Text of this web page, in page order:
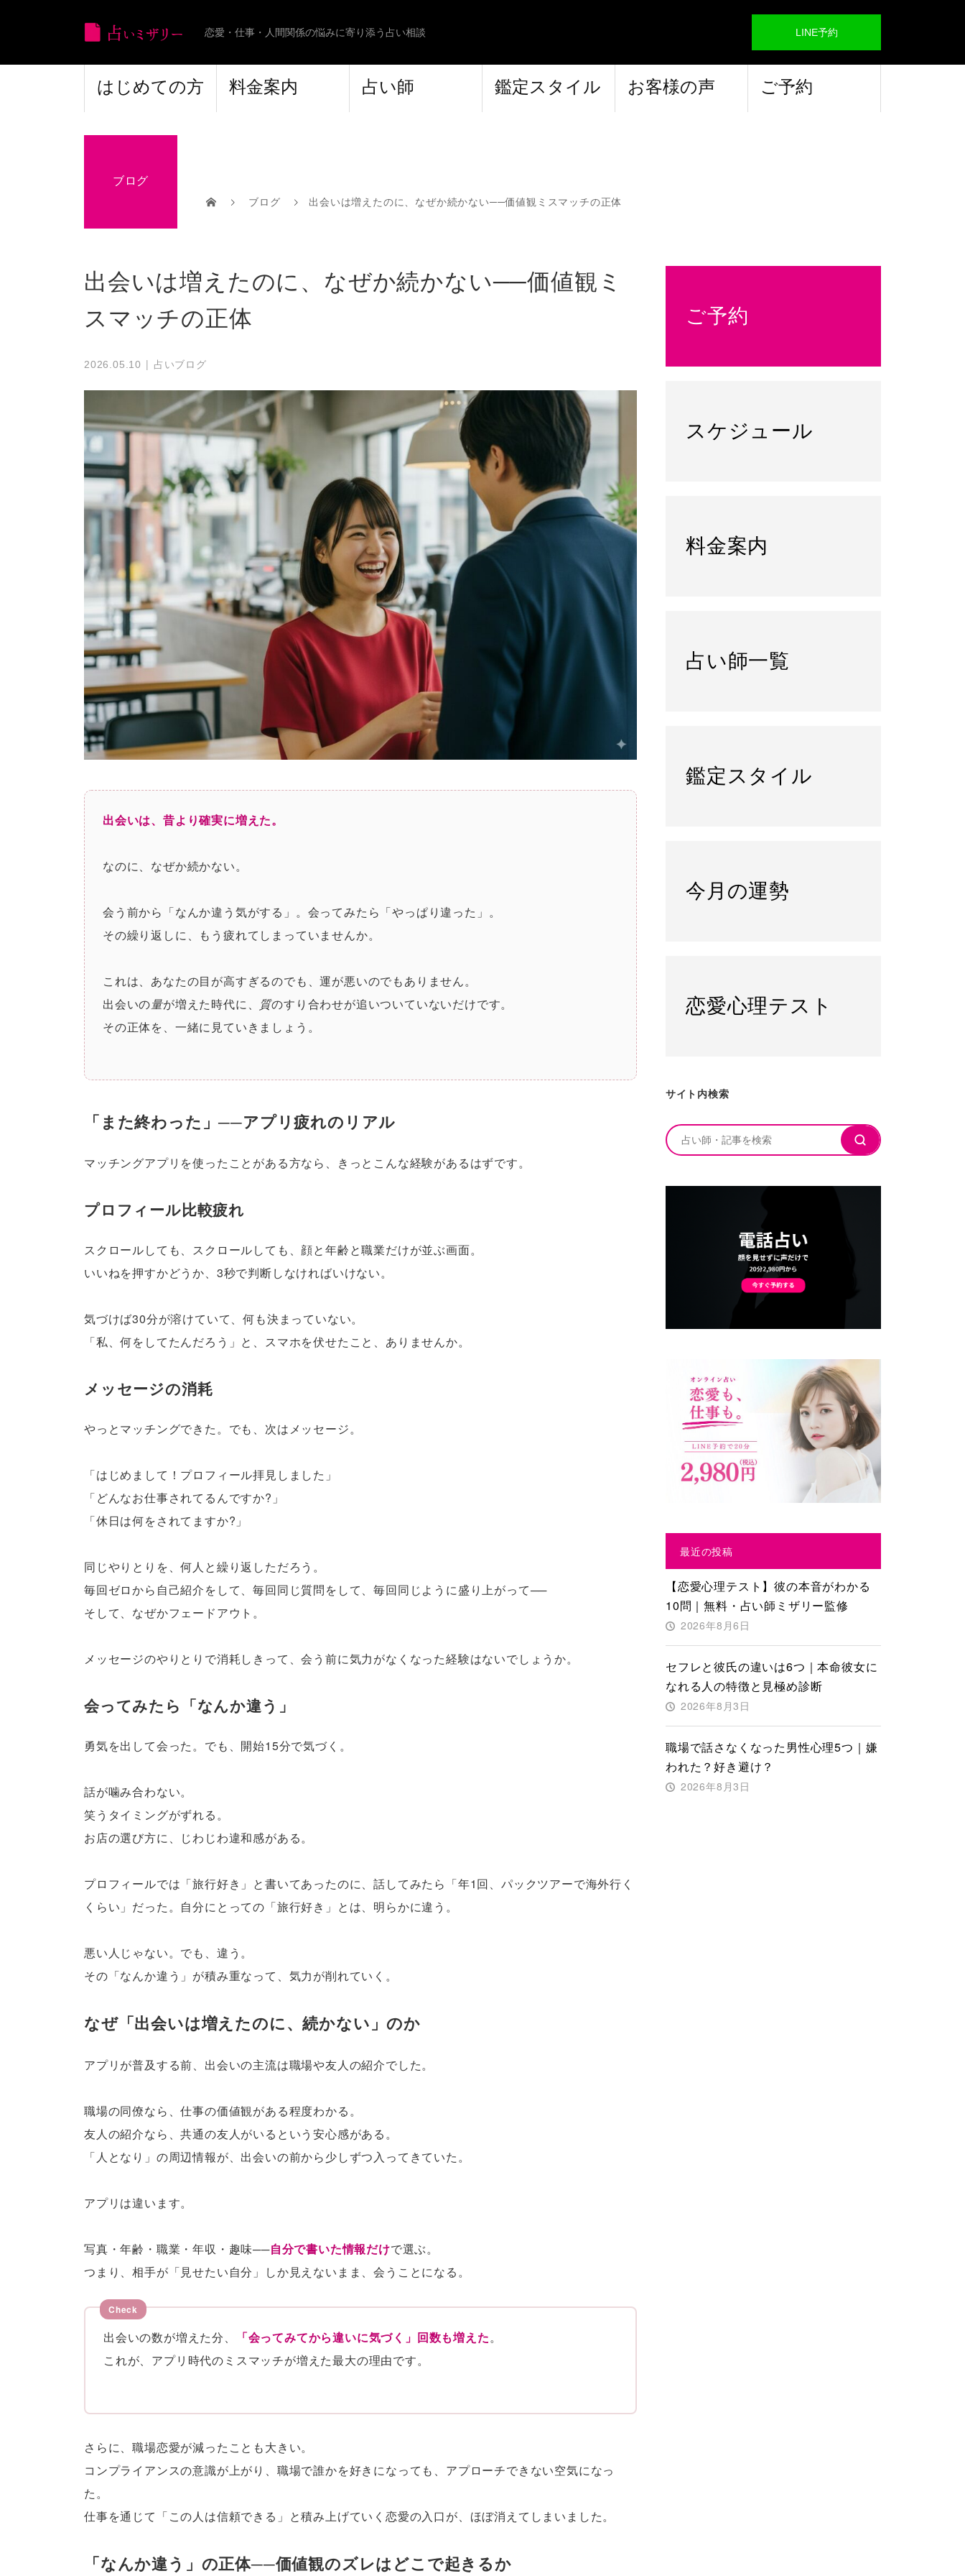
恋愛・仕事・人間関係の悩みに寄り添う占い相談 LINE予約
はじめての方 料金案内 占い師 鑑定スタイル お客様の声 ご予約
ブログ
ブログ 出会いは増えたのに、なぜか続かない──価値観ミスマッチの正体
出会いは増えたのに、なぜか続かない──価値観ミ
スマッチの正体
2026.05.10 占いブログ
出会いは、昔より確実に増えた。
なのに、なぜか続かない。
会う前から「なんか違う気がする」。会ってみたら「やっぱり違った」。
その繰り返しに、もう疲れてしまっていませんか。
これは、あなたの目が高すぎるのでも、運が悪いのでもありません。
出会いの量が増えた時代に、 質のすり合わせが追いついていないだけです。
その正体を、一緒に見ていきましょう。
「また終わった」──アプリ疲れのリアル
マッチングアプリを使ったことがある方なら、きっとこんな経験があるはずです。
プロフィール比較疲れ
スクロールしても、スクロールしても、顔と年齢と職業だけが並ぶ画面。
いいねを押すかどうか、3秒で判断しなければいけない。
気づけば30分が溶けていて、何も決まっていない。
「私、何をしてたんだろう」と、スマホを伏せたこと、ありませんか。
メッセージの消耗
やっとマッチングできた。でも、次はメッセージ。
「はじめまして！プロフィール拝見しました」
「どんなお仕事されてるんですか?」
「休日は何をされてますか?」
同じやりとりを、何人と繰り返しただろう。
毎回ゼロから自己紹介をして、毎回同じ質問をして、毎回同じように盛り上がって──
そして、なぜかフェードアウト。
メッセージのやりとりで消耗しきって、会う前に気力がなくなった経験はないでしょうか。
会ってみたら「なんか違う」
勇気を出して会った。でも、開始15分で気づく。
話が噛み合わない。
笑うタイミングがずれる。
お店の選び方に、じわじわ違和感がある。
プロフィールでは「旅行好き」と書いてあったのに、話してみたら「年1回、パックツアーで海外行く
くらい」だった。自分にとっての「旅行好き」とは、明らかに違う。
悪い人じゃない。でも、違う。
その「なんか違う」が積み重なって、気力が削れていく。
なぜ「出会いは増えたのに、続かない」のか
アプリが普及する前、出会いの主流は職場や友人の紹介でした。
職場の同僚なら、仕事の価値観がある程度わかる。
友人の紹介なら、共通の友人がいるという安心感がある。
「人となり」の周辺情報が、出会いの前から少しずつ入ってきていた。
アプリは違います。
写真・年齢・職業・年収・趣味──自分で書いた情報だけで選ぶ。
つまり、相手が「見せたい自分」しか見えないまま、会うことになる。
出会いの数が増えた分、 「会ってみてから違いに気づく」回数も増えた。
これが、アプリ時代のミスマッチが増えた最大の理由です。
さらに、職場恋愛が減ったことも大きい。
コンプライアンスの意識が上がり、職場で誰かを好きになっても、アプローチできない空気になっ
た。
仕事を通じて「この人は信頼できる」と積み上げていく恋愛の入口が、ほぼ消えてしまいました。
「なんか違う」の正体──価値観のズレはどこで起きるか
ご予約
スケジュール
料金案内
占い師一覧
鑑定スタイル
今月の運勢
恋愛心理テスト
サイト内検索
最近の投稿
【恋愛心理テスト】彼の本音がわかる
10問｜無料・占い師ミザリー監修
2026年8月6日
セフレと彼氏の違いは6つ｜本命彼女に
なれる人の特徴と見極め診断
2026年8月3日
職場で話さなくなった男性心理5つ｜嫌
われた？好き避け？
2026年8月3日